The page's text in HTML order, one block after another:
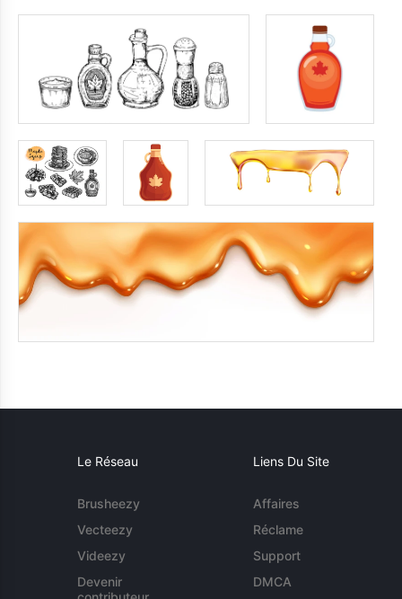
Le Réseau
Brusheezy
Vecteezy
Videezy
Devenir
Liens Du Site
Affaires
Réclame
Support
DMCA